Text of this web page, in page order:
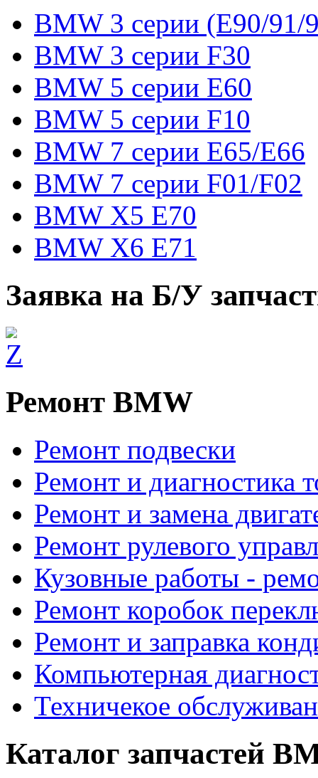
BMW 3 серии (E90/91/
BMW 3 серии F30
BMW 5 серии E60
BMW 5 серии F10
BMW 7 серии E65/E66
BMW 7 серии F01/F02
BMW X5 E70
BMW X6 E71
Заявка на Б/У
Ремонт BMW
Ремонт подвески
Ремонт и диагностика
Ремонт и замена
Ремонт рулевого
Кузовные работы -
Ремонт коробок
Ремонт и заправка
Компьютерная
Техничекое
Каталог запчастей